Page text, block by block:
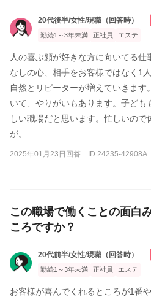
20代後半/女性/現職（回答時）
勤続1～3年未満
正社員 エステ
人の喜ぶ顔が好きな方に向いてる仕
なしの心、相手をお客様ではなく1
自然とリピーターが増えていきます
いて、やりがいもあります。子ども
しい職場だと思います。忙しいの
が。
2025年01月23日回答 ID 24235-42908A
この職場で働くことの面白
ころですか？
20代前半/女性/現職（回答時）
勤続1～3年未満
正社員 エステ
お客様が喜んでくれるところが1番